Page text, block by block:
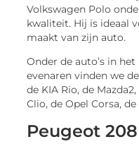
Volkswagen Polo
kwaliteit. Hij is ideaal
maakt van zijn auto.
Onder de auto’s in
evenaren vinden we
de KIA Rio, de
Clio, de Opel Corsa,
Peugeot 208